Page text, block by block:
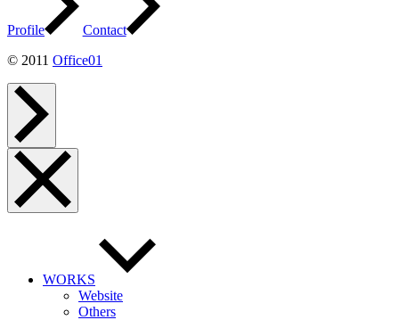
Profile
Contact
© 2011 Office01
ッ
プ
へ
メ
ー
WORKS
Website
Others